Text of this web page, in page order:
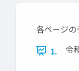
各ページの
1.
令